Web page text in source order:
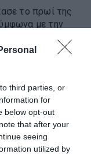
third parties, or
for
below opt-out
that after your
seeing
utilized by
το πρωί της
με την
βλάστηση στην
ενώ